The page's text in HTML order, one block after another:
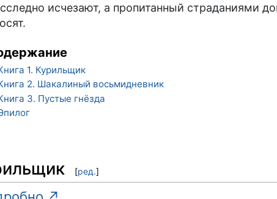
исчезают, а пропитанный страданиями
1. Курильщик
2. Шакалиный восьмидневник
3. Пустые гнёзда
[ред.]